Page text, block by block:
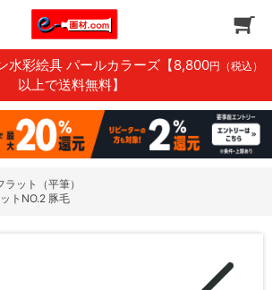
水彩絵具 パールカラーズ 【8,800円（税込）
以上で送料無料】
ラット（平筆）
トNO.2 豚毛